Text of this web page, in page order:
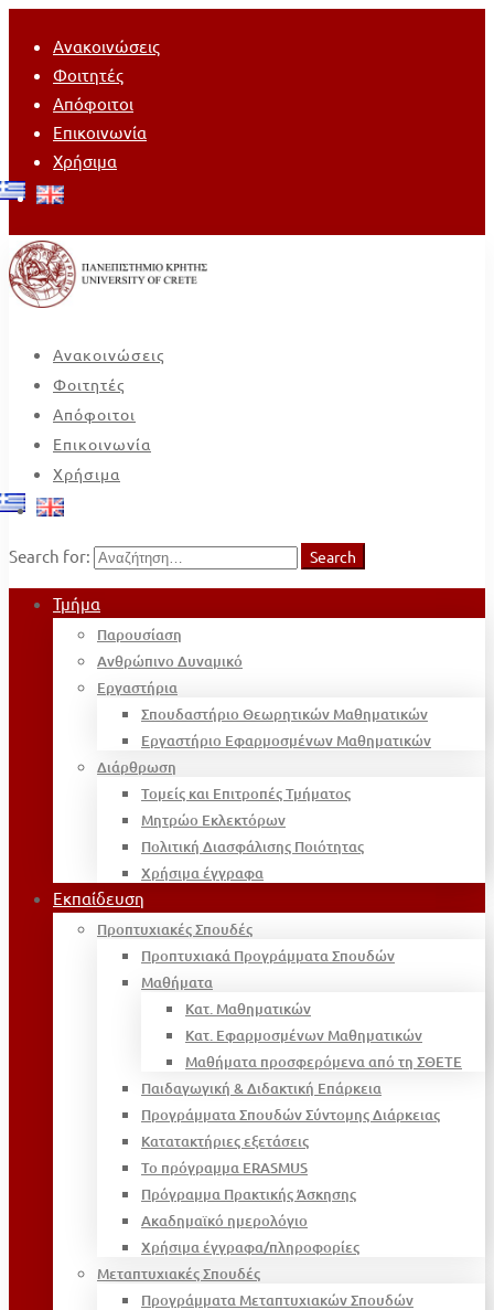
Ανακοινώσεις
Φοιτητές
Απόφοιτοι
Επικοινωνία
Χρήσιμα
Ανακοινώσεις
Φοιτητές
Απόφοιτοι
Επικοινωνία
Χρήσιμα
Search for: Search
Τμήμα
Παρουσίαση
Ανθρώπινο Δυναμικό
Εργαστήρια
Σπουδαστήριο Θεωρητικών Μαθηματικών
Εργαστήριο Εφαρμοσμένων Μαθηματικών
Διάρθρωση
Τομείς και Επιτροπές Τμήματος
Μητρώο Εκλεκτόρων
Πολιτική Διασφάλισης Ποιότητας
Χρήσιμα έγγραφα
Εκπαίδευση
Προπτυχιακές Σπουδές
Προπτυχιακά Προγράμματα Σπουδών
Μαθήματα
Κατ. Μαθηματικών
Κατ. Εφαρμοσμένων Μαθηματικών
Μαθήματα προσφερόμενα από τη ΣΘΕΤΕ
Παιδαγωγική & Διδακτική Επάρκεια
Προγράμματα Σπουδών Σύντομης Διάρκειας
Κατατακτήριες εξετάσεις
Το πρόγραμμα ERASMUS
Πρόγραμμα Πρακτικής Άσκησης
Ακαδημαϊκό ημερολόγιο
Χρήσιμα έγγραφα/πληροφορίες
Μεταπτυχιακές Σπουδές
Προγράμματα Μεταπτυχιακών Σπουδών